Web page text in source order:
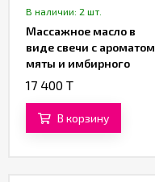
В наличии: 2 шт.
Массажное масло в
виде свечи с ароматом
мяты и имбирного
бисквита «Petits
Getaway» от «Mystim»
120 ML
17 400 T
В корзину